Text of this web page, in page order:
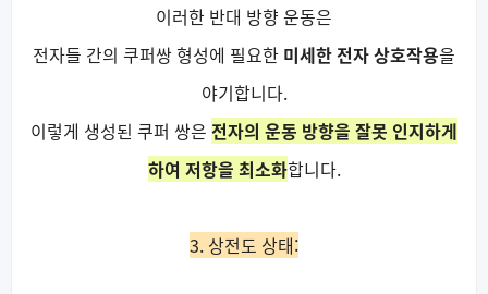
이러한 반대 방향 운동은
전자들 간의 쿠퍼쌍 형성에 필요한 미세한 전자 상호작용을
야기합니다.
이렇게 생성된 쿠퍼 쌍은 전자의 운동 방향을 잘못 인지하게
하여 저항을 최소화합니다.
3. 상전도 상태: